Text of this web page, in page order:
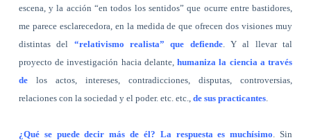
escena, y la acción “en todos los sentidos” que ocurre entre bastidores,
me parece esclarecedora, en la medida de que ofrecen dos visiones muy
distintas del “relativismo realista” que defiende. Y al llevar tal
proyecto de investigación hacia delante,humaniza la ciencia a través
delos actos, intereses, contradicciones, disputas, controversias,
relaciones con la sociedad y el poder. etc. etc., de sus practicantes.
¿Qué se puede decir más de él? La respuesta es muchísimo . Sin